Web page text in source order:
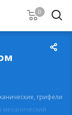
0
грифели
механический